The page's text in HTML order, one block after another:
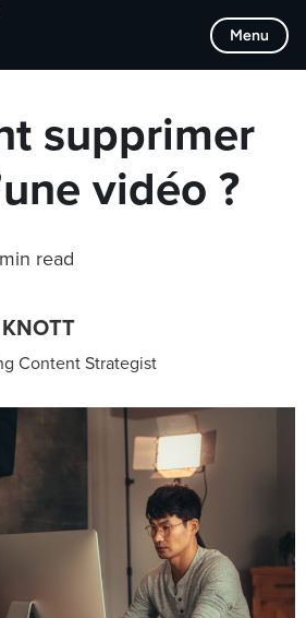
Menu
supprimer
vidéo ?
read
KNOTT
Content Strategist